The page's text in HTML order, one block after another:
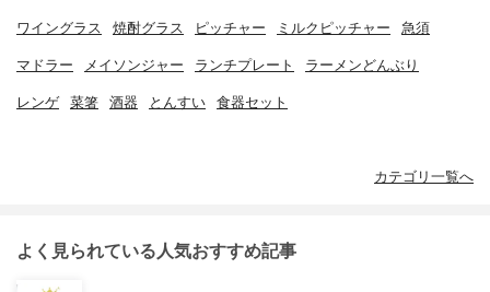
ワイングラス 焼酎グラス ピッチャー ミルクピッチャー 急須
マドラー メイソンジャー ランチプレート ラーメンどんぶり
レンゲ 菜箸 酒器 とんすい 食器セット
カテゴリ一覧へ
よく見られている人気おすすめ記事